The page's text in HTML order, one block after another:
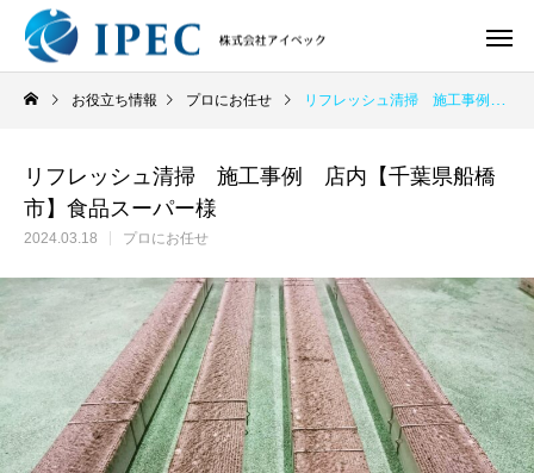
お役立ち情報 プロにお任せ リフレッシュ清掃 施工事例 店内【千葉県船橋市】食品スーパー様
リフレッシュ清掃 施工事例 店内【千葉県船橋
市】食品スーパー様
2024.03.18 プロにお任せ